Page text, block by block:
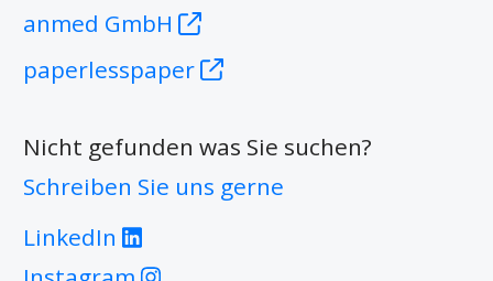
anmed GmbH
paperlesspaper
Nicht gefunden was Sie suchen?
Schreiben Sie uns gerne
LinkedIn